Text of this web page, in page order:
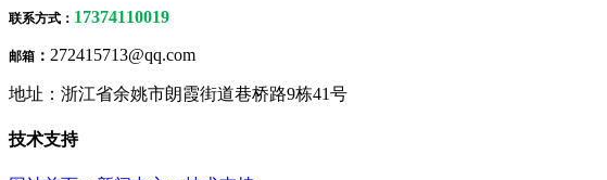
联系方式 ： 17374110019
邮箱 ： 272415713@qq.com
地址：浙江省余姚市朗霞街道巷桥路9栋41号
技术支持